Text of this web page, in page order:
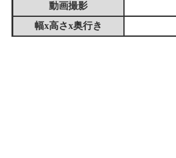
動画撮影
幅x高さx奥行き